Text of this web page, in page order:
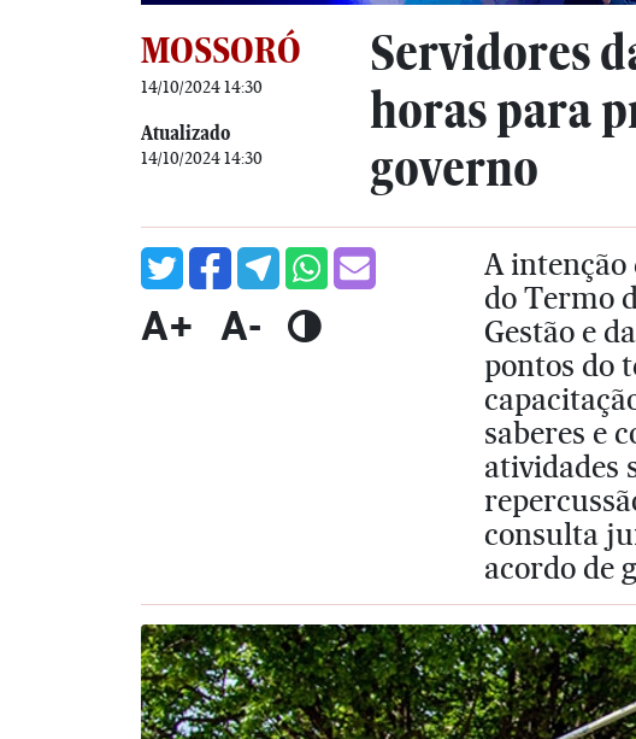
MOSSORÓ
14/10/2024 14:30
Atualizado
14/10/2024 14:30
Servidores
horas para
governo
A+ A-
A
do Termo
Gestão e
pontos do
saberes e
atividades
consulta
acordo de